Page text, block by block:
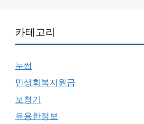
카테고리
눈썹
민생회복지원금
보청기
유용한정보